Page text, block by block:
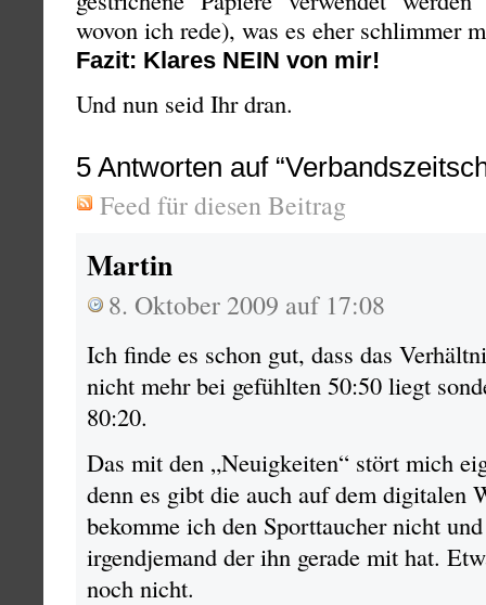
wovon ich rede), was es eher schlimmer
Fazit: Klares NEIN von mir!
Und nun seid Ihr dran.
5 Antworten auf
Feed für diesen Beitrag
Martin
8. Oktober 2009 auf 17:08
Ich finde es schon gut, dass das
nicht mehr bei gefühlten 50:50 liegt
80:20.
Das mit den „Neuigkeiten“ stört mich
denn es gibt die auch auf dem digitalen
bekomme ich den Sporttaucher nicht
irgendjemand der ihn gerade mit hat.
noch nicht.